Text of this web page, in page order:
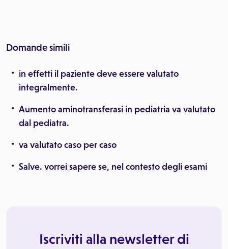
Domande simili
in effetti il paziente deve essere valutato
integralmente.
Aumento aminotransferasi in pediatria va valutato
dal pediatra.
va valutato caso per caso
Salve. vorrei sapere se, nel contesto degli esami
Iscriviti alla newsletter di